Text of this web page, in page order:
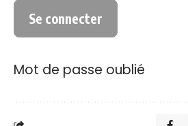
Mot de passe oublié